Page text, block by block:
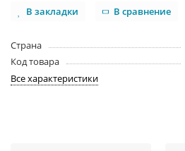
В закладки В сравнение
Страна
Код товара
Все характеристики